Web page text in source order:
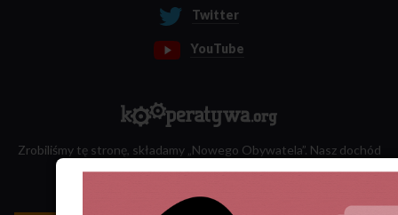
Twitter
YouTube
Zrobiliśmy tę stronę, składamy „Nowego Obywatela”. Nasz dochód